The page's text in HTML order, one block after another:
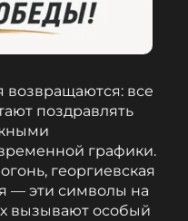
возвращаются: все
поздравлять
графики.
георгиевская
— эти символы на
вызывают особый